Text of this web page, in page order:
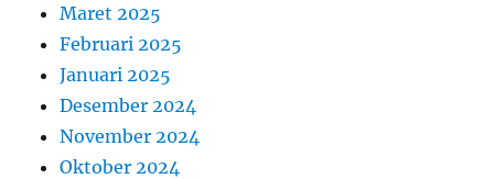
Maret 2025
Februari 2025
Januari 2025
Desember 2024
November 2024
Oktober 2024